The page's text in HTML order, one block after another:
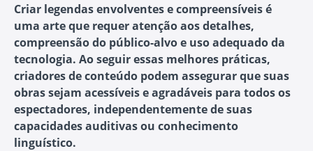
Criar legendas envolventes e compreensíveis é
uma arte que requer atenção aos detalhes,
compreensão do público-alvo e uso adequado da
tecnologia. Ao seguir essas melhores práticas,
criadores de conteúdo podem assegurar que suas
obras sejam acessíveis e agradáveis para todos os
espectadores, independentemente de suas
capacidades auditivas ou conhecimento
linguístico.